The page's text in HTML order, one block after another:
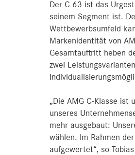
Der C 63 ist das
seinem Segment ist.
Wettbewerbsumfeld
Markenidentität von
Gesamtauftritt heben
zwei
„Die AMG C-Klasse ist
unseres
mehr ausgebaut:
wählen. Im Rahmen
aufgewertet“, so